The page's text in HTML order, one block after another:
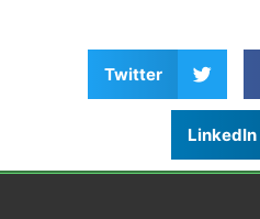
Twitter
LinkedIn